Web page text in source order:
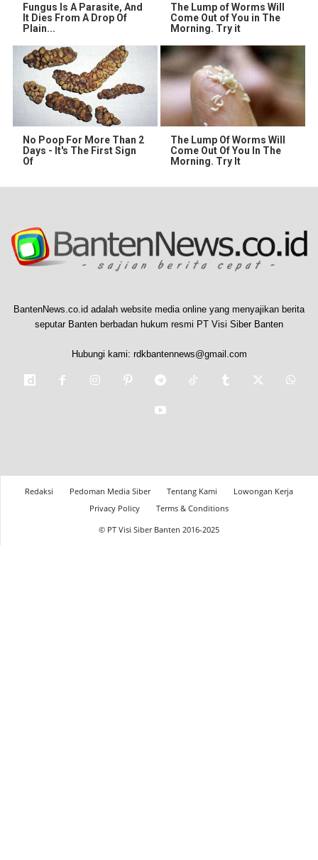
Fungus Is A Parasite, And
It Dies From A Drop Of
Plain...
The Lump of Worms Will
Come Out of You in The
Morning. Try it
No Poop For More Than 2
Days - It's The First Sign
Of
The Lump Of Worms Will
Come Out Of You In The
Morning. Try It
BantenNews.co.id adalah website media online yang menyajikan berita
seputar Banten berbadan hukum resmi PT Visi Siber Banten
Hubungi kami: rdkbantennews@gmail.com
Redaksi Pedoman Media Siber Tentang Kami
Lowongan Kerja
Privacy Policy
Terms & Conditions
© PT Visi Siber Banten 2016-2025